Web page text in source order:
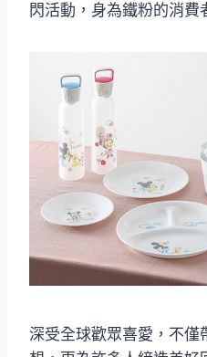
閃活動，身為鐵粉的消費
深受全球歡眾喜愛，不僅